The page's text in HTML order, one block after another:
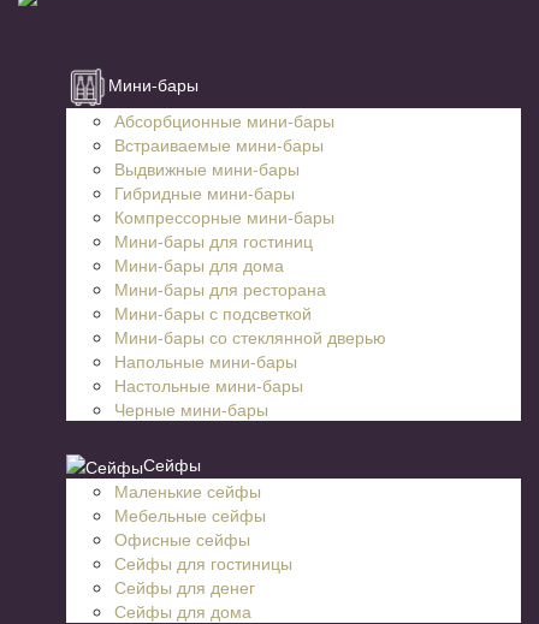
Мини-бары
Абсорбционные мини-бары
Встраиваемые мини-бары
Выдвижные мини-бары
Гибридные мини-бары
Компрессорные мини-бары
Мини-бары для гостиниц
Мини-бары для дома
Мини-бары для ресторана
Мини-бары с подсветкой
Мини-бары со стеклянной дверью
Напольные мини-бары
Настольные мини-бары
Черные мини-бары
Сейфы
Маленькие сейфы
Мебельные сейфы
Офисные сейфы
Сейфы для гостиницы
Сейфы для денег
Сейфы для дома